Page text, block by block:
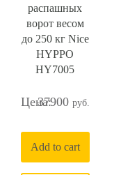
распашных
ворот весом
до 250 кг Nice
HYPPO
HY7005
37900
Add to cart